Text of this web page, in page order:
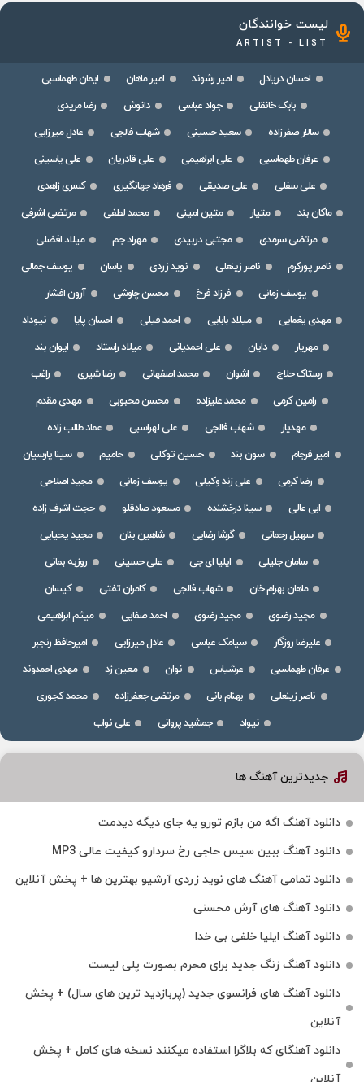
لیست خوانندگان
ARTIST - LIST
احسان دریادل امیر رشوند امیر ماهان
ایمان طهماسبی
بابک خانقلی
جواد عباسی دانوش
رضا مریدی
سالار صفرزاده
سعید حسینی شهاب فالجی
عادل میرزایی
عرفان طهماسبی
علی ابراهیمی علی قادریان
علی یاسینی
علی سفلی
علی صدیقی فرهاد جهانگیری
کسری زاهدی
ماکان بند
متیار متین امینی محمد لطفی
مرتضی اشرفی
مرتضی سرمدی
مجتبی دربیدی مهراد جم
میلاد افضلی
ناصر پورکرم
ناصر زینعلی نوید زردی یاسان
یوسف جمالی
یوسف زمانی
فرزاد فرخ محسن چاوشی
آرون افشار
مهدی یغمایی
میلاد بابایی احمد فیلی احسان پایا
نیوداد
مهریار
دایان علی احمدیانی میلاد راستاد
ایوان بند
رستاک حلاج
اشوان محمد اصفهانی رضا شیری
راغب
رامین کرمی
محمد علیزاده محسن محبوبی
مهدی مقدم
مهدیار
شهاب فالجی علی لهراسبی
عماد طالب زاده
امیر فرجام
سون بند حسین توکلی حامیم
سینا پارسیان
رضا کرمی
علی زند وکیلی یوسف زمانی
مجید اصلاحی
ابی عالی
سینا درخشنده مسعود صادقلو
حجت اشرف زاده
سهیل رحمانی
گرشا رضایی شاهین بنان
مجید یحیایی
سامان جلیلی
ایلیا ای جی علی حسینی
روزبه بمانی
ماهان بهرام خان
شهاب فالجی کامران تفتی
کیسان
مجید رضوی
مجید رضوی احمد صفایی
میثم ابراهیمی
علیرضا روزگار
سیامک عباسی عادل میرزایی
امیرحافظ رنجبر
عرفان طهماسبی
عرشیاس نوان معین زد
مهدی احمدوند
ناصر زینعلی
بهنام بانی مرتضی جعفرزاده
محمد کجوری
نیواد
جمشید پروانی علی نواب
جدیدترین آهنگ ها
دانلود آهنگ اگه من بازم تورو یه جای دیگه دیدمت
دانلود آهنگ ببین سیس حاجی رخ سردارو کیفیت عالی MP3
دانلود تمامی آهنگ های نوید زردی آرشیو بهترین ها + پخش آنلاین
دانلود آهنگ های آرش محسنی
دانلود آهنگ ایلیا خلفی بی خدا
دانلود آهنگ زنگ جدید برای محرم بصورت پلی لیست
دانلود آهنگ های فرانسوی جدید (پربازدید ترین های سال) + پخش
آنلاین
دانلود آهنگای که بلاگرا استفاده میکنند نسخه های کامل + پخش